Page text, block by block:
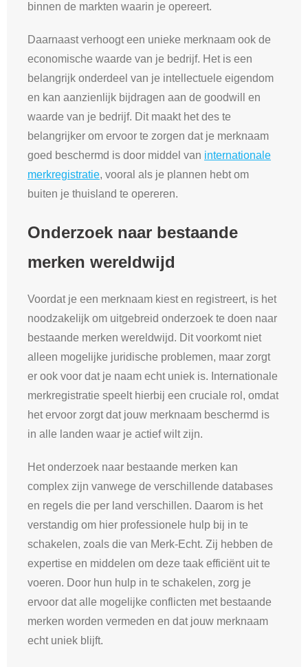
binnen de markten waarin je opereert.
Daarnaast verhoogt een unieke merknaam ook de
economische waarde van je bedrijf. Het is een
belangrijk onderdeel van je intellectuele eigendom
en kan aanzienlijk bijdragen aan de goodwill en
waarde van je bedrijf. Dit maakt het des te
belangrijker om ervoor te zorgen dat je merknaam
goed beschermd is door middel van internationale
merkregistratie, vooral als je plannen hebt om
buiten je thuisland te opereren.
Onderzoek naar bestaande
merken wereldwijd
Voordat je een merknaam kiest en registreert, is het
noodzakelijk om uitgebreid onderzoek te doen naar
bestaande merken wereldwijd. Dit voorkomt niet
alleen mogelijke juridische problemen, maar zorgt
er ook voor dat je naam echt uniek is. Internationale
merkregistratie speelt hierbij een cruciale rol, omdat
het ervoor zorgt dat jouw merknaam beschermd is
in alle landen waar je actief wilt zijn.
Het onderzoek naar bestaande merken kan
complex zijn vanwege de verschillende databases
en regels die per land verschillen. Daarom is het
verstandig om hier professionele hulp bij in te
schakelen, zoals die van Merk-Echt. Zij hebben de
expertise en middelen om deze taak efficiënt uit te
voeren. Door hun hulp in te schakelen, zorg je
ervoor dat alle mogelijke conflicten met bestaande
merken worden vermeden en dat jouw merknaam
echt uniek blijft.